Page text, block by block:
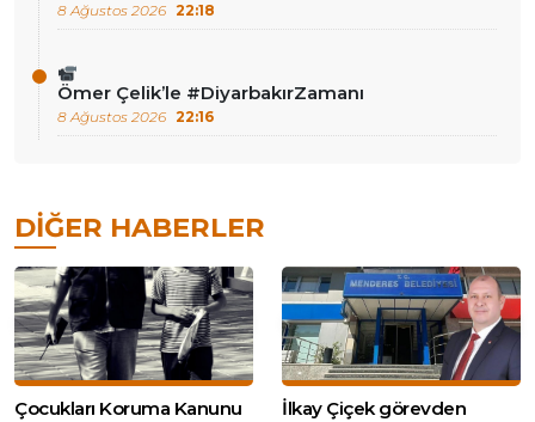
8 Ağustos 2026 22:18
Ömer Çelik’le #DiyarbakırZamanı
8 Ağustos 2026 22:16
DIĞER HABERLER
Çocukları Koruma Kanunu
İlkay Çiçek görevden